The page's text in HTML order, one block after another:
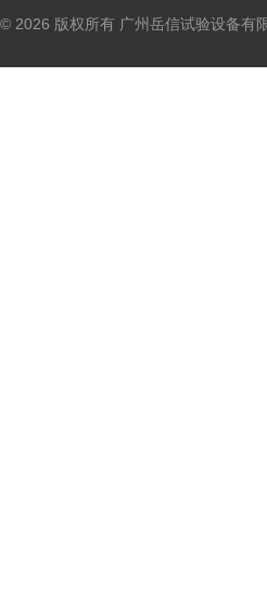
© 2026 版权所有 广州岳信试验设备有